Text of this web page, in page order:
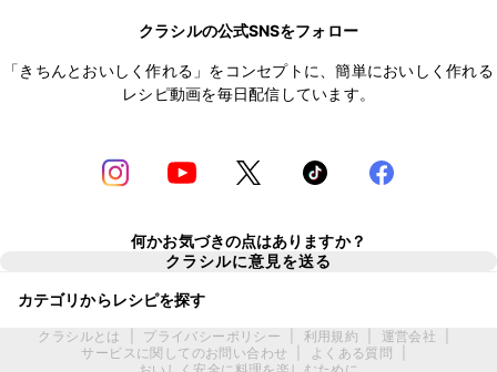
クラシルの公式SNSをフォロー
「きちんとおいしく作れる」をコンセプトに、簡単においしく作れる
レシピ動画を毎日配信しています。
何かお気づきの点はありますか？
クラシルに意見を送る
カテゴリからレシピを探す
クラシルとは プライバシーポリシー 利用規約 運営会社
サービスに関してのお問い合わせ
よくある質問